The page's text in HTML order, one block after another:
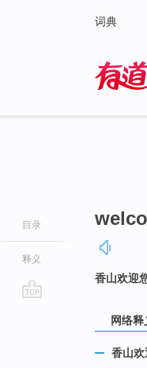
词典
目录
释义
香山欢迎
网络释
香山欢